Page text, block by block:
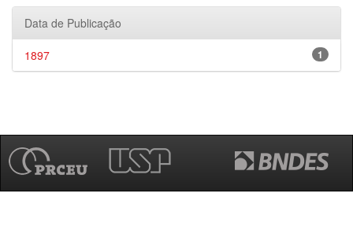
Data de Publicação
1
1897